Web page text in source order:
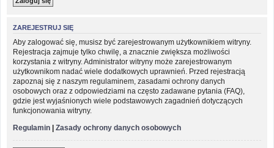
ZAREJESTRUJ SIĘ
Aby zalogować się, musisz być zarejestrowanym użytkownikiem witryny.
Rejestracja zajmuje tylko chwilę, a znacznie zwiększa możliwości
korzystania z witryny. Administrator witryny może zarejestrowanym
użytkownikom nadać wiele dodatkowych uprawnień. Przed rejestracją
zapoznaj się z naszym regulaminem, zasadami ochrony danych
osobowych oraz z odpowiedziami na często zadawane pytania (FAQ),
gdzie jest wyjaśnionych wiele podstawowych zagadnień dotyczących
funkcjonowania witryny.
Regulamin | Zasady ochrony danych osobowych